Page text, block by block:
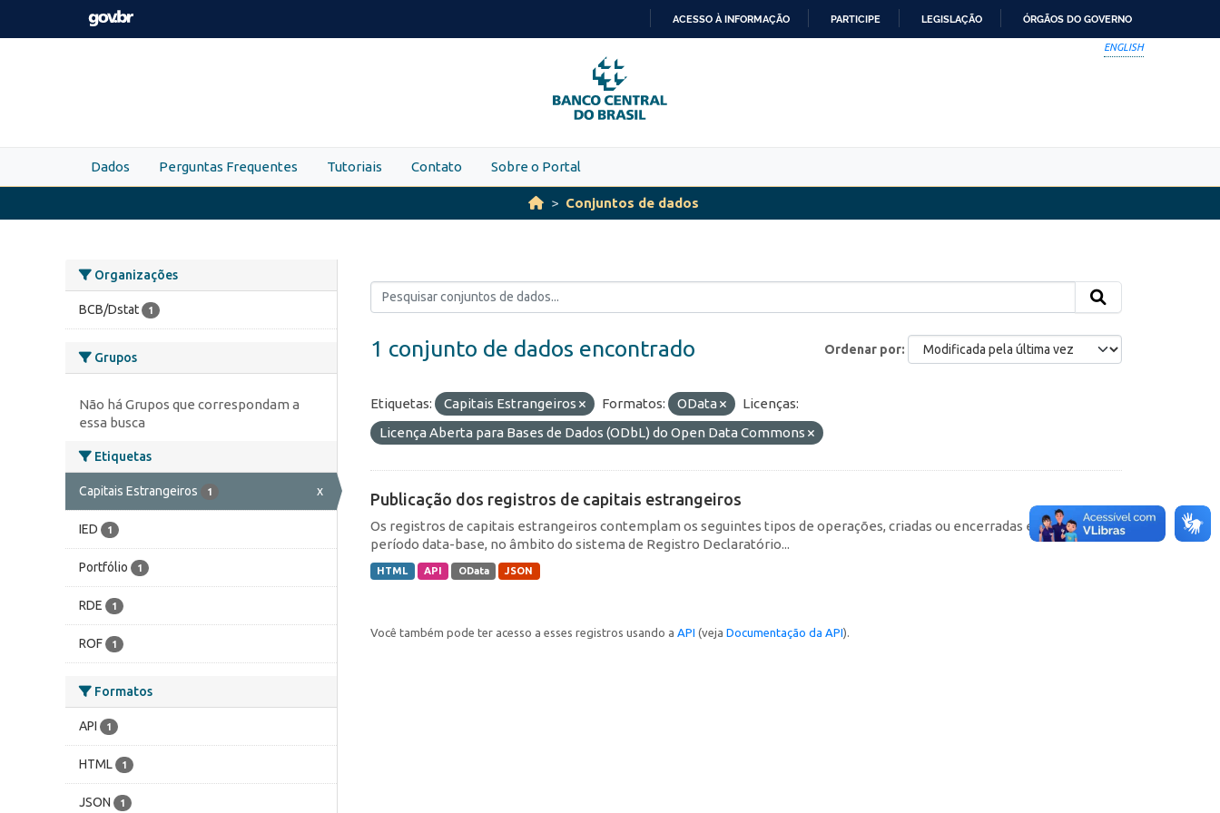
Skip to main content
PARA
O
CONTEÚDO
ACESSO À INFORMAÇÃO PARTICIPE LEGISLAÇÃO ÓRGÃOS DO GOVERNO
ENGLISH
Dados Perguntas Frequentes Tutoriais Contato Sobre o Portal
Conjuntos de dados
Organizações
BCB/Dstat 1
Grupos
Não há Grupos que correspondam a
essa busca
Etiquetas
Capitais Estrangeiros 1 x
IED 1
Portfólio 1
RDE 1
ROF 1
Formatos
API 1
HTML 1
JSON 1
Ordenar por
1 conjunto de dados encontrado
Etiquetas: Capitais Estrangeiros Formatos: OData
Licenças:
Licença Aberta para Bases de Dados (ODbL) do Open Data Commons
Publicação dos registros de capitais estrangeiros
Os registros de capitais estrangeiros contemplam os seguintes tipos de operações, criadas ou encerradas em cada
período data-base, no âmbito do sistema de Registro Declaratório...
HTML API OData JSON
Você também pode ter acesso a esses registros usando a API (veja Documentação da API).